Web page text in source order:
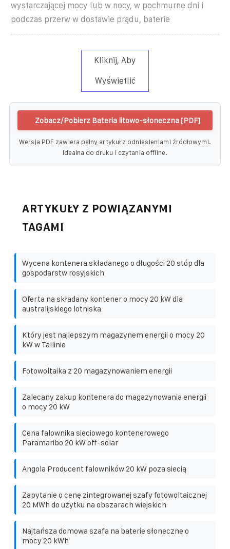
wystarczającej mocy lub w nocy, w pochmurne dni i
podczas przerw w dostawie prądu, baterie
Kliknij, Aby
Wyświetlić
Zobacz/Pobierz Bateria litowo-słoneczna [PDF]
Wersja PDF zawiera pełny artykuł z odniesieniami źródłowymi.
Idealna do druku i czytania offline.
ARTYKUŁY Z POWIĄZANYMI
TAGAMI
Wycena kontenera składanego o długości 20 stóp dla
gospodarstw rosyjskich
Oferta na składany kontener o mocy 20 kW dla
australijskiego lotniska
Który jest najlepszym magazynem energii o mocy 20
kW w Tallinie
Fotowoltaika z 20 magazynowaniem energii
Zalecany zakup kontenera do magazynowania energii
o mocy 20 kW
Cena falownika sieciowego kontenerowego
Paramaribo 20 kW off-solar
Angola Producent falowników 20 kW poza siecią
Zapytanie o cenę zintegrowanej szafy fotowoltaicznej
20 MWh do użytku na obszarach wiejskich
Najtańsza domowa szafa na baterie słoneczne o
mocy 20 kWh